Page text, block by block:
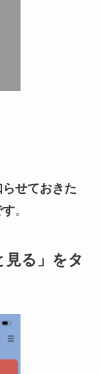
せておきた
す。
る」をタ